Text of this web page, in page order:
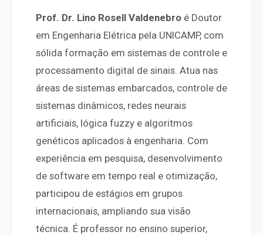
Prof. Dr. Lino Rosell Valdenebro é Doutor
em Engenharia Elétrica pela UNICAMP, com
sólida formação em sistemas de controle e
processamento digital de sinais. Atua nas
áreas de sistemas embarcados, controle de
sistemas dinâmicos, redes neurais
artificiais, lógica fuzzy e algoritmos
genéticos aplicados à engenharia. Com
experiência em pesquisa, desenvolvimento
de software em tempo real e otimização,
participou de estágios em grupos
internacionais, ampliando sua visão
técnica. É professor no ensino superior,